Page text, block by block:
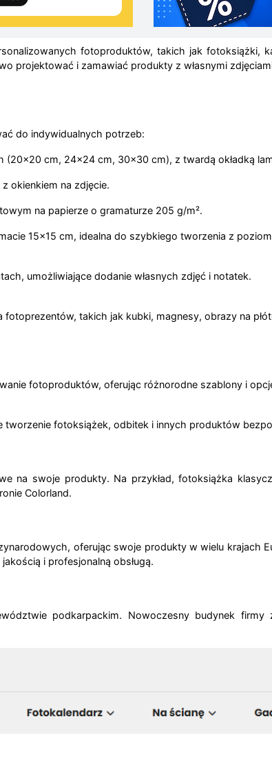
fotoproduktów, takich jak fotoksiążki,
projektować i zamawiać produkty z własnymi
do indywidualnych potrzeb:
cm, 24x24 cm, 30x30 cm), z twardą okładką
okienkiem na zdjęcie.
na papierze o gramaturze 205 g/m².
15x15 cm, idealna do szybkiego tworzenia z
umożliwiające dodanie własnych zdjęć i notatek.
takich jak kubki, magnesy, obrazy na
fotoproduktów, oferując różnorodne szablony i
tworzenie fotoksiążek, odbitek i innych produktów
na swoje produkty. Na przykład, fotoksiążka
Colorland.
oferując swoje produkty w wielu krajach
i profesjonalną obsługą.
podkarpackim.
Nowoczesny budynek firmy